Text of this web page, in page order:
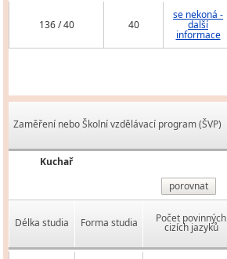
136 / 40 40
se nekoná -
další
informace
Zaměření nebo Školní vzdělávací program (ŠVP)
Kuchař
porovnat
Délka studia Forma studia Počet povinných
cizích jazyků